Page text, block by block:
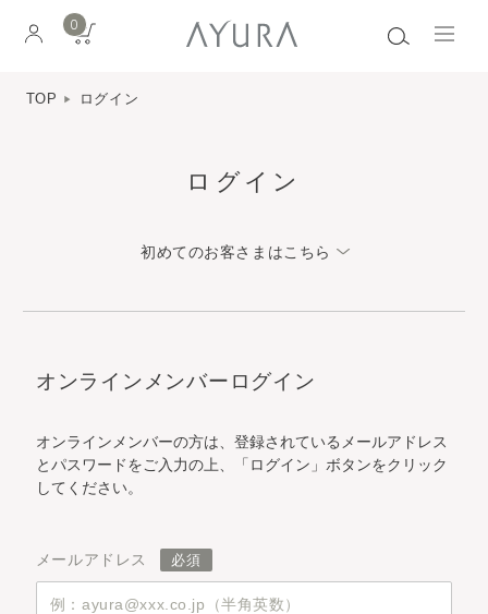
0
TOP ログイン
ログイン
初めてのお客さまはこちら
オンラインメンバーログイン
オンラインメンバーの方は、登録されているメールアドレス
とパスワードをご入力の上、「ログイン」ボタンをクリック
してください。
メールアドレス